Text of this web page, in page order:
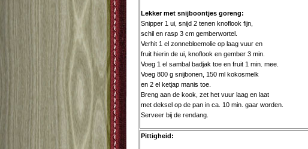
Lekker met snijboontjes goreng:
Snipper 1 ui, snijd 2 tenen knoflook fijn,
schil en rasp 3 cm gemberwortel.
Verhit 1 el zonnebloemolie op laag vuur en
fruit hierin de ui, knoflook en gember 3 min.
Voeg 1 el sambal badjak toe en fruit 1 min. mee.
Voeg 800 g snijbonen, 150 ml kokosmelk
en 2 el ketjap manis toe.
Breng aan de kook, zet het vuur laag en laat
met deksel op de pan in ca. 10 min. gaar worden.
Serveer bij de rendang.
Pittigheid: